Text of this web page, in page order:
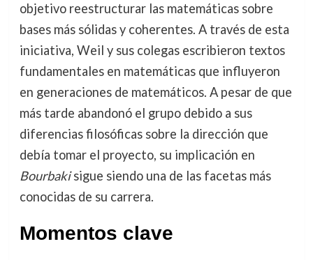
objetivo reestructurar las matemáticas sobre
bases más sólidas y coherentes. A través de esta
iniciativa, Weil y sus colegas escribieron textos
fundamentales en matemáticas que influyeron
en generaciones de matemáticos. A pesar de que
más tarde abandonó el grupo debido a sus
diferencias filosóficas sobre la dirección que
debía tomar el proyecto, su implicación en
Bourbakisigue siendo una de las facetas más
conocidas de su carrera.
Momentos clave